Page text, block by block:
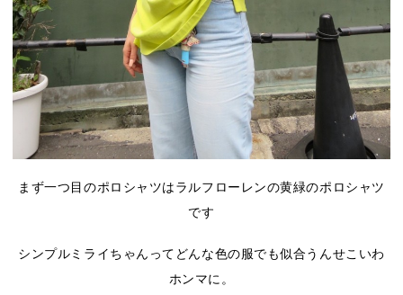
まず一つ目のポロシャツはラルフローレンの黄緑のポロシャツ
です
シンプルミライちゃんってどんな色の服でも似合うんせこいわ
ホンマに。